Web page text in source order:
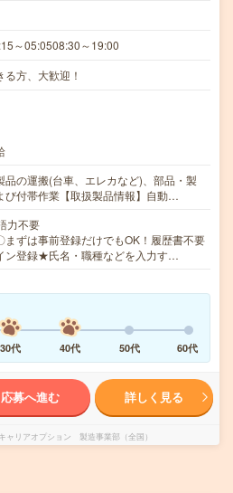
～05:0508:30～19:00
方、大歓迎！
品の運搬(台車、エレカなど)、部品・製
び付帯作業【取扱製品情報】自動…
力不要
ずは事前登録だけでもOK！履歴書不要
ン登録★氏名・職種などを入力す…
30代 40代 50代 60代
応募へ進む 詳しく見る
ャリアオプション 製造事業部（全国）